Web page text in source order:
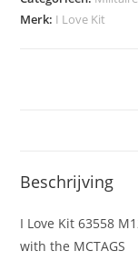
Heavy
aantal
Merk: I Love Kit
Beschrijving
I Love Kit 63558
with the MCTAGS